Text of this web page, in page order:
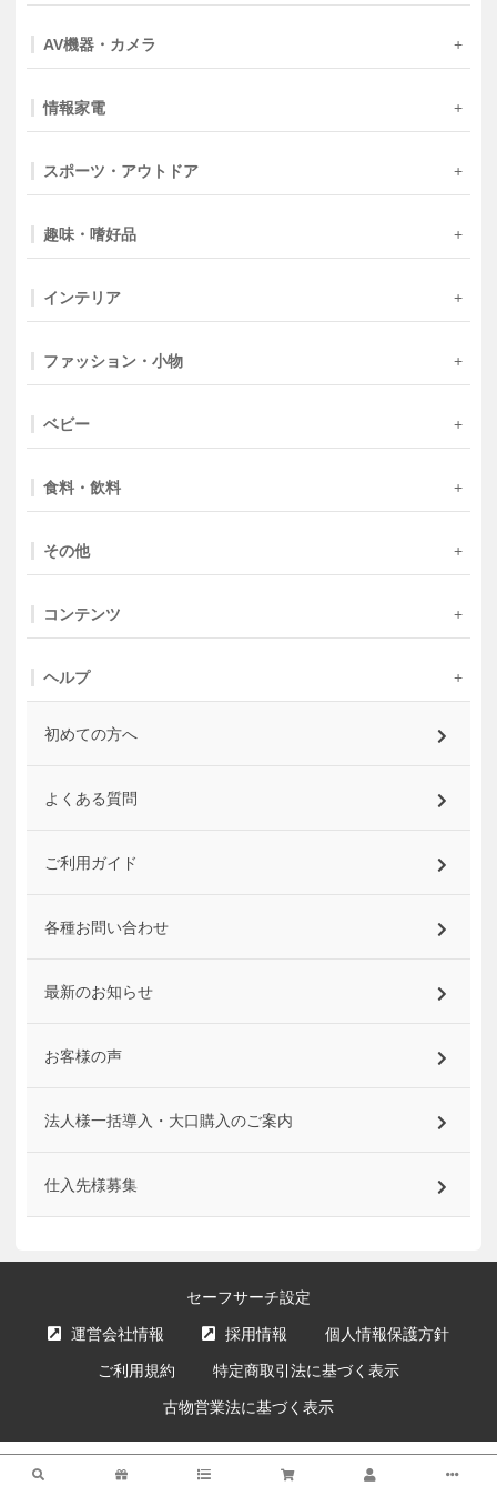
AV機器・カメラ
情報家電
スポーツ・アウトドア
趣味・嗜好品
インテリア
ファッション・小物
ベビー
食料・飲料
その他
コンテンツ
ヘルプ
初めての方へ
よくある質問
ご利用ガイド
各種お問い合わせ
最新のお知らせ
お客様の声
法人様一括導入・大口購入のご案内
仕入先様募集
セーフサーチ設定
運営会社情報 採用情報 個人情報保護方針
ご利用規約 特定商取引法に基づく表示
古物営業法に基づく表示
複製、無断転載を禁止します。
検索